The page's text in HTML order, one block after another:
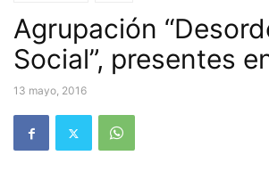
Agrupación
Social”, presentes
13 mayo, 2016